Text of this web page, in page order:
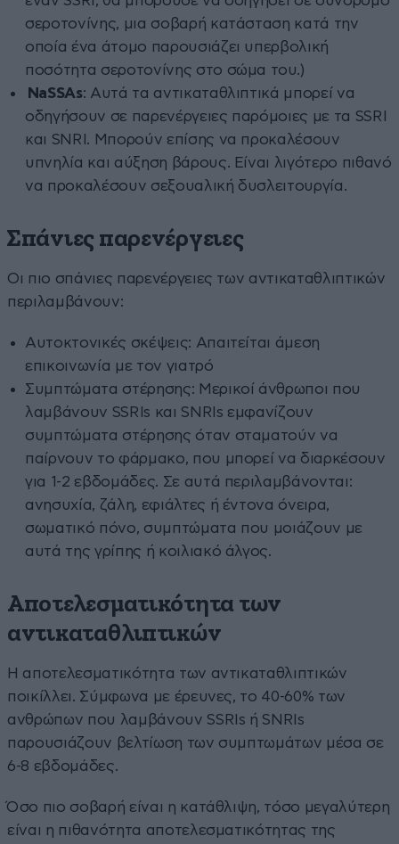
σεροτονίνης, μια σοβαρή κατάσταση κατά την
οποία ένα άτομο παρουσιάζει υπερβολική
ποσότητα σεροτονίνης στο σώμα του.)
NaSSAs: Αυτά τα αντικαταθλιπτικά μπορεί να
οδηγήσουν σε παρενέργειες παρόμοιες με τα SSRI
και SNRI. Μπορούν επίσης να προκαλέσουν
υπνηλία και αύξηση βάρους. Είναι λιγότερο πιθανό
να προκαλέσουν σεξουαλική δυσλειτουργία.
Σπάνιες παρενέργειες
Οι πιο σπάνιες παρενέργειες των αντικαταθλιπτικών
περιλαμβάνουν:
Αυτοκτονικές σκέψεις: Απαιτείται άμεση
επικοινωνία με τον γιατρό
Συμπτώματα στέρησης: Μερικοί άνθρωποι που
λαμβάνουν SSRIs και SNRIs εμφανίζουν
συμπτώματα στέρησης όταν σταματούν να
παίρνουν το φάρμακο, που μπορεί να διαρκέσουν
για 1-2 εβδομάδες. Σε αυτά περιλαμβάνονται:
ανησυχία, ζάλη, εφιάλτες ή έντονα όνειρα,
σωματικό πόνο, συμπτώματα που μοιάζουν με
αυτά της γρίπης ή κοιλιακό άλγος.
Αποτελεσματικότητα των
αντικαταθλιπτικών
Η αποτελεσματικότητα των αντικαταθλιπτικών
ποικίλλει. Σύμφωνα με έρευνες, το 40-60% των
ανθρώπων που λαμβάνουν SSRIs ή SNRIs
παρουσιάζουν βελτίωση των συμπτωμάτων μέσα σε
6-8 εβδομάδες.
Όσο πιο σοβαρή είναι η κατάθλιψη, τόσο μεγαλύτερη
είναι η πιθανότητα αποτελεσματικότητας της